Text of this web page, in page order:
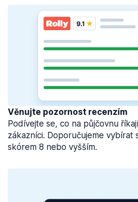
Věnujte pozornost recenzím
Podívejte se, co na půjčovnu
zákazníci. Doporučujeme vybírat
skórem 8 nebo vyšším.